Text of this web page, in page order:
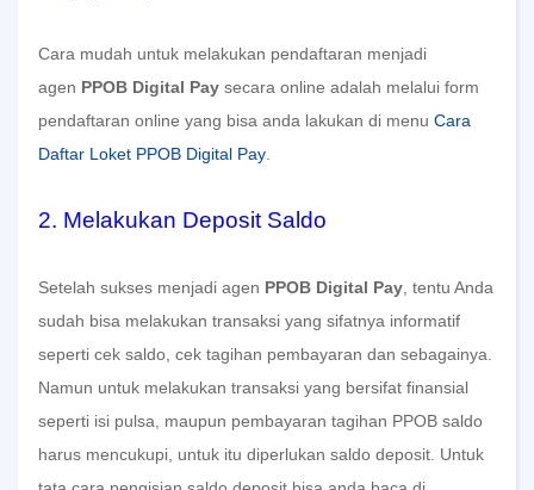
Cara mudah untuk melakukan pendaftaran menjadi
agen PPOB Digital Pay secara online adalah melalui form
pendaftaran online yang bisa anda lakukan di menu Cara
Daftar Loket PPOB Digital Pay
2. Melakukan Deposit Saldo
Setelah sukses menjadi agen PPOB Digital Pay , tentu Anda
sudah bisa melakukan transaksi yang sifatnya informatif
seperti cek saldo, cek tagihan pembayaran dan sebagainya.
Namun untuk melakukan transaksi yang bersifat finansial
seperti isi pulsa, maupun pembayaran tagihan PPOB saldo
harus mencukupi, untuk itu diperlukan saldo deposit. Untuk